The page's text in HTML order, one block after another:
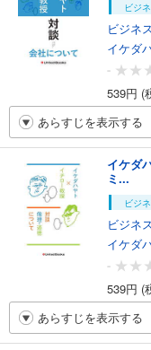
ビジ
ビジネ
イケダ
-
539円 (
あらすじを表示する
イケダ
ミ...
ビジ
ビジネ
イケダ
-
539円 (
あらすじを表示する